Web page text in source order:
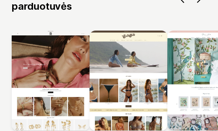
parduotuvės